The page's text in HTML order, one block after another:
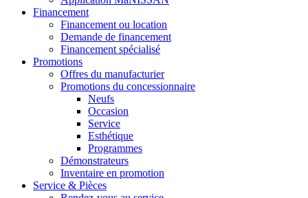
Financement
Financement ou location
Demande de financement
Financement spécialisé
Promotions
Offres du manufacturier
Promotions du concessionnaire
Neufs
Occasion
Service
Esthétique
Programmes
Démonstrateurs
Inventaire en promotion
Service & Pièces